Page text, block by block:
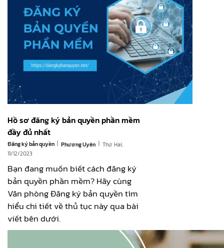
Hồ sơ đăng ký bản quyền phần mềm
đầy đủ nhất
Đăng ký bản quyền | Phương Uyên | Thứ Hai,
11/12/2023
Bạn đang muốn biết cách đăng ký
bản quyền phần mềm? Hãy cùng
Văn phòng Đăng ký bản quyền tìm
hiểu chi tiết về thủ tục này qua bài
viết bên dưới.